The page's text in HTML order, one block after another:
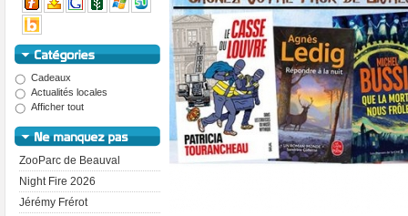
Cadeaux
Actualités locales
Afficher tout
ZooParc de Beauval
Night Fire 2026
Jérémy Frérot